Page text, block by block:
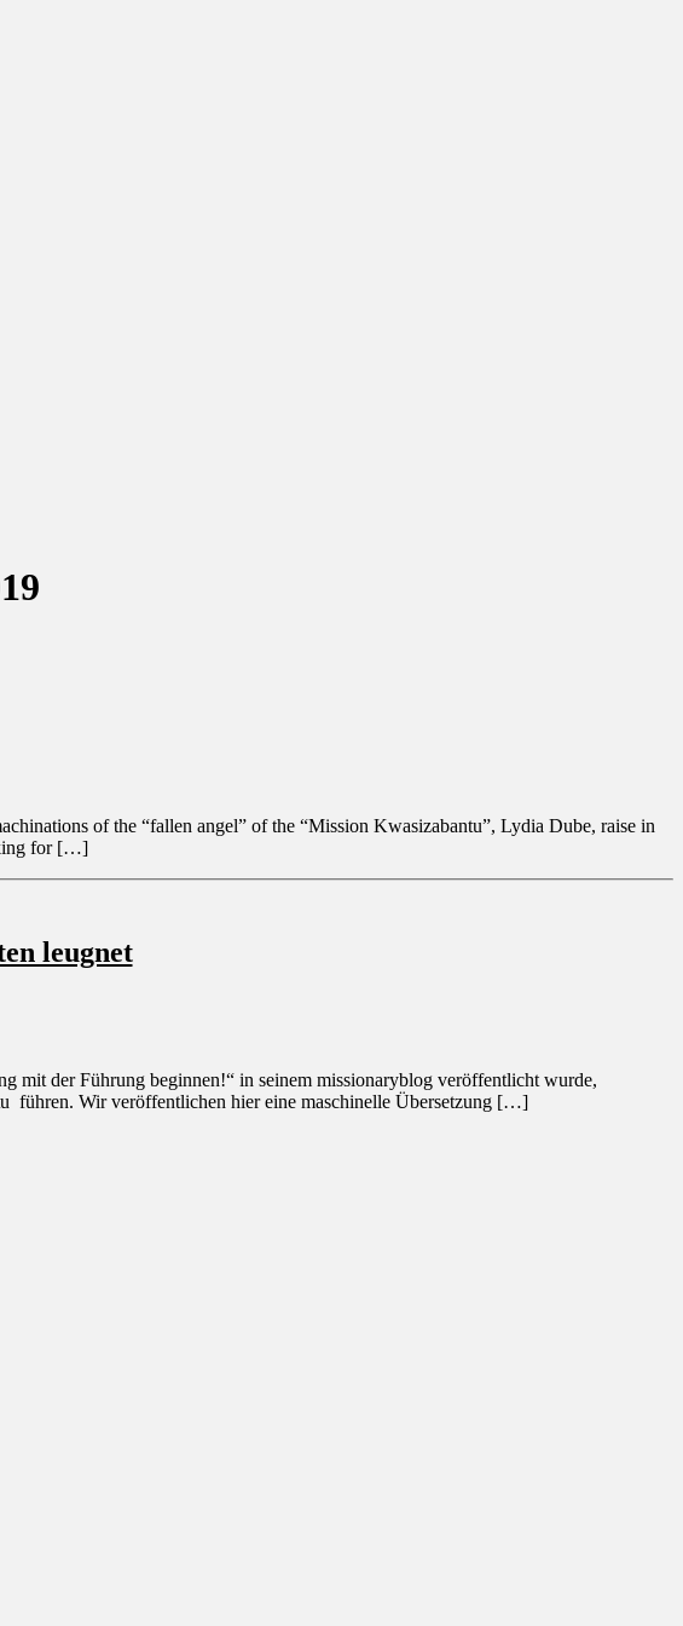
of the “fallen angel” of the “Mission Kwasizabantu”, Lydia Dube, raise in
for […]
leugnet
mit der Führung beginnen!“ in seinem missionaryblog veröffentlicht wurde,
führen. Wir veröffentlichen hier eine maschinelle Übersetzung […]